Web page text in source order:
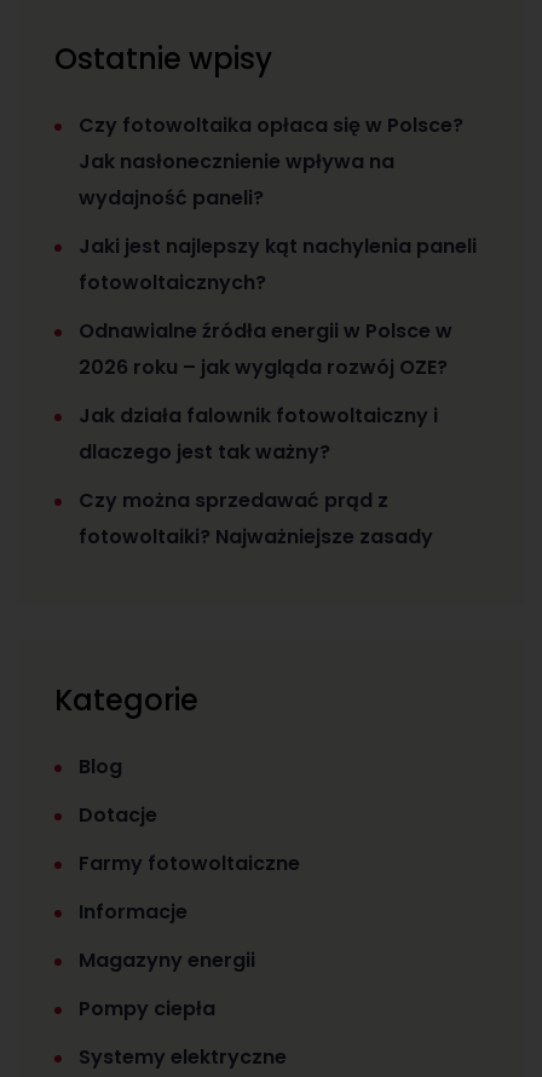
Ostatnie wpisy
Czy fotowoltaika opłaca się w Polsce?
Jak nasłonecznienie wpływa na
wydajność paneli?
Jaki jest najlepszy kąt nachylenia paneli
fotowoltaicznych?
Odnawialne źródła energii w Polsce w
2026 roku – jak wygląda rozwój OZE?
Jak działa falownik fotowoltaiczny i
dlaczego jest tak ważny?
Czy można sprzedawać prąd z
fotowoltaiki? Najważniejsze zasady
Kategorie
Blog
Dotacje
Farmy fotowoltaiczne
Informacje
Magazyny energii
Pompy ciepła
Systemy elektryczne